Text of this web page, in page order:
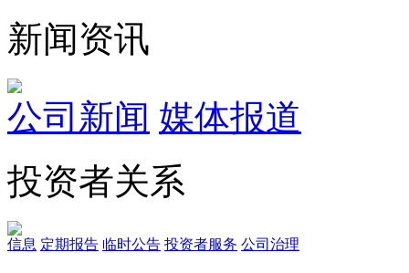
新闻资讯
公司新闻 媒体报道
投资者关系
信息 定期报告 临时公告 投资者服务 公司治理